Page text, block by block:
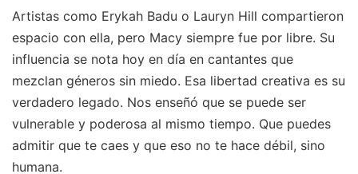
Artistas como Erykah Badu o Lauryn Hill compartieron
espacio con ella, pero Macy siempre fue por libre. Su
influencia se nota hoy en día en cantantes que
mezclan géneros sin miedo. Esa libertad creativa es su
verdadero legado. Nos enseñó que se puede ser
vulnerable y poderosa al mismo tiempo. Que puedes
admitir que te caes y que eso no te hace débil, sino
humana.